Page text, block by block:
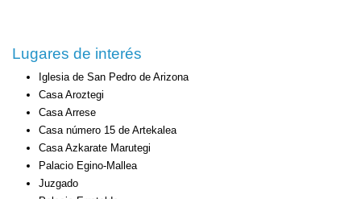
Lugares de interés
Iglesia de San Pedro de Arizona
Casa Aroztegi
Casa Arrese
Casa número 15 de Artekalea
Casa Azkarate Marutegi
Palacio Egino-Mallea
Juzgado